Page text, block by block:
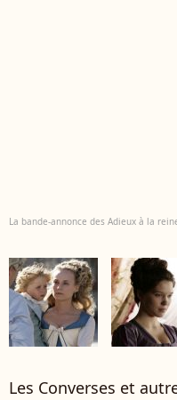
La bande-annonce des Adieux à la
Les Converses et